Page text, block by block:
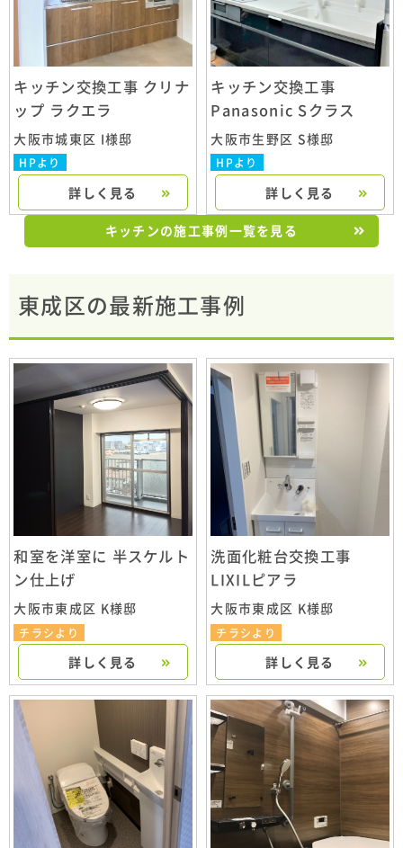
キッチン交換工事 クリナ
ップ ラクエラ
大阪市城東区 I様邸
HPより
詳しく見る
キッチン交換工事
Panasonic Sクラス
大阪市生野区 S様邸
HPより
詳しく見る
キッチンの施工事例一覧を見る
東成区の最新施工事例
和室を洋室に 半スケルト
ン仕上げ
大阪市東成区 K様邸
チラシより
詳しく見る
洗面化粧台交換工事
LIXILピアラ
大阪市東成区 K様邸
チラシより
詳しく見る